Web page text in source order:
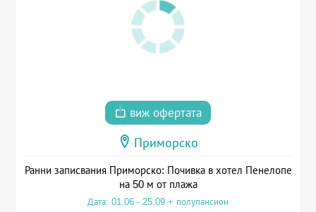
виж офертата
Приморско
Ранни записвания Приморско: Почивка в хотел Пенелопе
на 50 м от плажа
Дата: 01.06 - 25.09 + полупансион